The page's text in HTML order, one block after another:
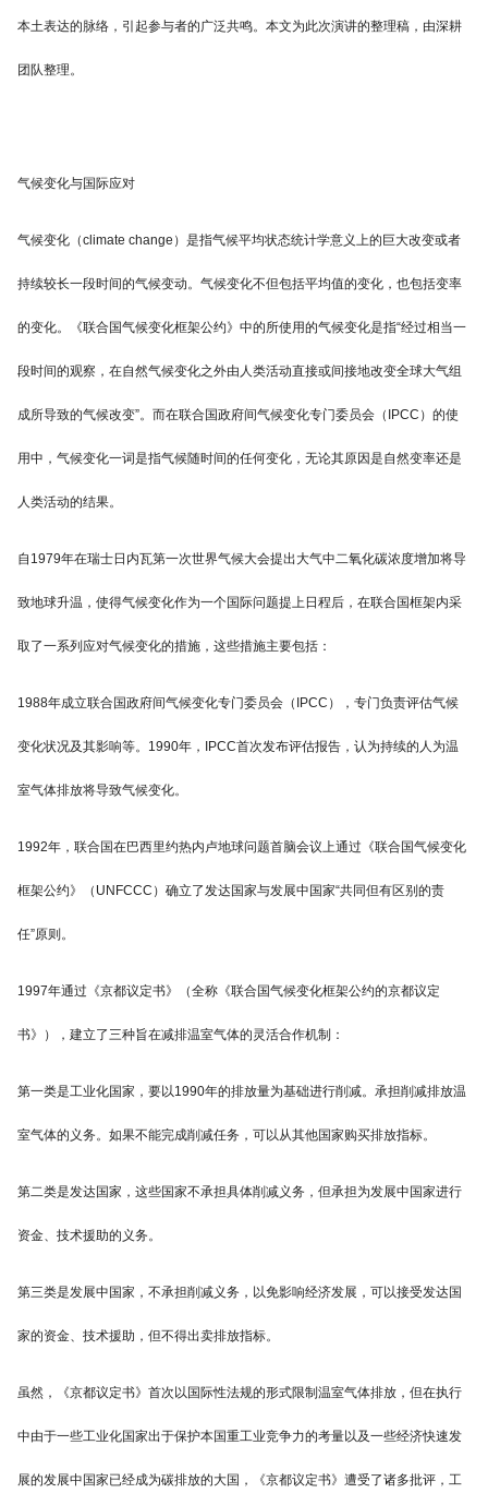
本土表达的脉络，引起参与者的广泛共鸣。本文为此次演讲的整理稿，由深耕
团队整理。
气候变化与国际应对
气候变化（climate change）是指气候平均状态统计学意义上的巨大改变或者
持续较长一段时间的气候变动。气候变化不但包括平均值的变化，也包括变率
的变化。《联合国气候变化框架公约》中的所使用的气候变化是指“经过相当一
段时间的观察，在自然气候变化之外由人类活动直接或间接地改变全球大气组
成所导致的气候改变”。而在联合国政府间气候变化专门委员会（IPCC）的使
用中，气候变化一词是指气候随时间的任何变化，无论其原因是自然变率还是
人类活动的结果。
自1979年在瑞士日内瓦第一次世界气候大会提出大气中二氧化碳浓度增加将导
致地球升温，使得气候变化作为一个国际问题提上日程后，在联合国框架内采
取了一系列应对气候变化的措施，这些措施主要包括：
1988年成立联合国政府间气候变化专门委员会（IPCC），专门负责评估气候
变化状况及其影响等。1990年，IPCC首次发布评估报告，认为持续的人为温
室气体排放将导致气候变化。
1992年，联合国在巴西里约热内卢地球问题首脑会议上通过《联合国气候变化
框架公约》（UNFCCC）确立了发达国家与发展中国家“共同但有区别的责
任”原则。
1997年通过《京都议定书》（全称《联合国气候变化框架公约的京都议定
书》），建立了三种旨在减排温室气体的灵活合作机制：
第一类是工业化国家，要以1990年的排放量为基础进行削减。承担削减排放温
室气体的义务。如果不能完成削减任务，可以从其他国家购买排放指标。
第二类是发达国家，这些国家不承担具体削减义务，但承担为发展中国家进行
资金、技术援助的义务。
第三类是发展中国家，不承担削减义务，以免影响经济发展，可以接受发达国
家的资金、技术援助，但不得出卖排放指标。
虽然，《京都议定书》首次以国际性法规的形式限制温室气体排放，但在执行
中由于一些工业化国家出于保护本国重工业竞争力的考量以及一些经济快速发
展的发展中国家已经成为碳排放的大国，《京都议定书》遭受了诸多批评，工